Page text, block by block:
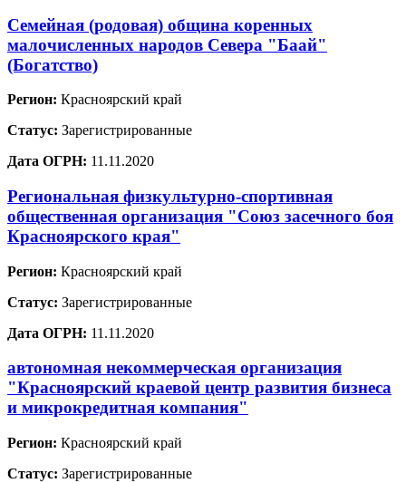
Семейная (родовая) община коренных
малочисленных народов Севера "Баай"
(Богатство)
Регион: Красноярский край
Статус: Зарегистрированные
Дата ОГРН: 11.11.2020
Региональная физкультурно-спортивная
общественная организация "Союз засечного боя
Красноярского края"
Регион: Красноярский край
Статус: Зарегистрированные
Дата ОГРН: 11.11.2020
автономная некоммерческая организация
"Красноярский краевой центр развития бизнеса
и микрокредитная компания"
Регион: Красноярский край
Статус: Зарегистрированные